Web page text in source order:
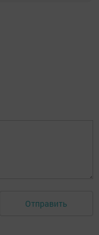
Отправить